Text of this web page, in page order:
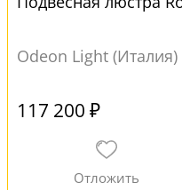
Odeon Light (Италия)
117 200 ₽